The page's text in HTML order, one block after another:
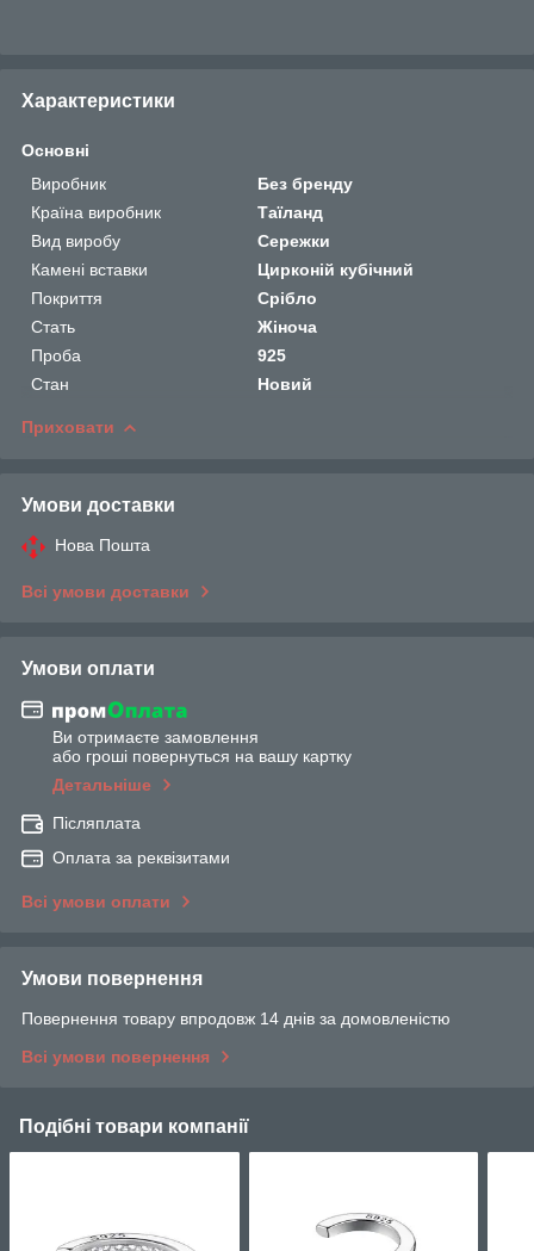
Характеристики
Основні
Виробник
Без бренду
Країна виробник
Таїланд
Вид виробу
Сережки
Камені вставки
Цирконій кубічний
Покриття
Срібло
Стать
Жіноча
Проба
925
Стан
Новий
Приховати
Умови доставки
Нова Пошта
Всі умови доставки
Умови оплати
Ви отримаєте замовлення
або гроші повернуться на вашу картку
Детальніше
Післяплата
Оплата за реквізитами
Всі умови оплати
Умови повернення
Повернення товару впродовж 14 днів за домовленістю
Всі умови повернення
Подібні товари компанії